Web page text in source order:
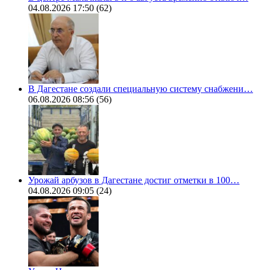
04.08.2026 17:50 (62)
В Дагестане создали специальную систему снабжени…
06.08.2026 08:56 (56)
Урожай арбузов в Дагестане достиг отметки в 100…
04.08.2026 09:05 (24)